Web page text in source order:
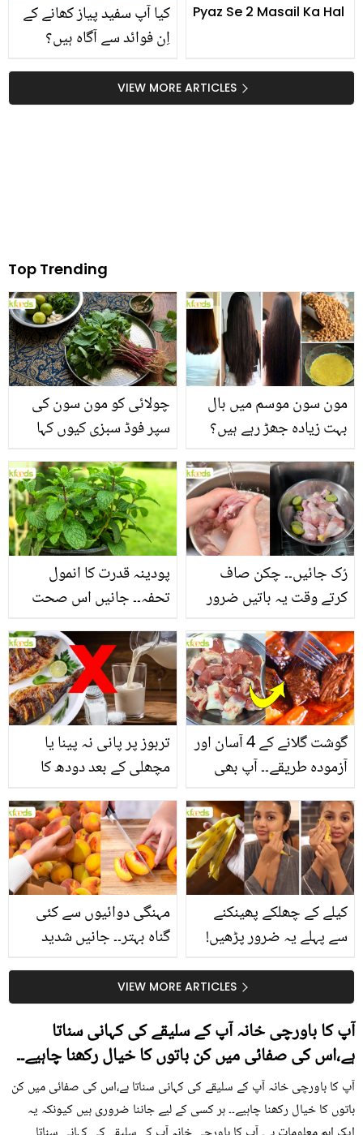
کیا آپ سفید پیاز کھانے کے
اِن فوائد سے آگاہ ہیں؟
Pyaz Se 2 Masail Ka Hal
VIEW MORE ARTICLES
Top Trending
چولائی کو مون سون کی
سپر فوڈ سبزی کیوں کہا
منرلز اور اینٹی آکسیڈنٹس
سے بھرپور اس سبزی کے
فائدے
مون سون موسم میں بال
بہت زیادہ جھڑ رہے ہیں؟
بنانے کے چند قدرتی طریقے
پودینہ قدرت کا انمول
تحفہ۔۔ جانیں اس صحت
انگیز طبی فوائد
رُک جائیں۔۔ چکن صاف
کرتے وقت یہ باتیں ضرور
تربوز پر پانی نہ پینا یا
مچھلی کے بعد دودھ کا
سے متعلق غلط فہمیوں کی
حقیقت کیا ہے اور افواہ
کیا؟
گوشت گلانے کے 4 آسان اور
آزمودہ طریقے۔۔ آپ بھی
بتائے راز
مہنگی دوائیوں سے کئی
گناہ بہتر۔۔ جانیں شدید
کیوں کھانا چاہیے؟
کیلے کے چھلکے پھینکنے
سے پہلے یہ ضرور پڑھیں!
سستا اور قدرتی حلVIEW MORE ARTICLES
آپ کا باورچی خانہ آپ کے سلیقے کی کہانی سناتا
ہے،اس کی صفائی میں کن باتوں کا خیال رکھنا چاہیے۔۔
آپ کا باورچی خانہ آپ کے سلیقے کی کہانی سناتا ہے،اس کی صفائی میں کن
باتوں کا خیال رکھنا چاہیے۔۔ ہر کسی کے لیے جاننا ضروری ہیں کیونکہ یہ